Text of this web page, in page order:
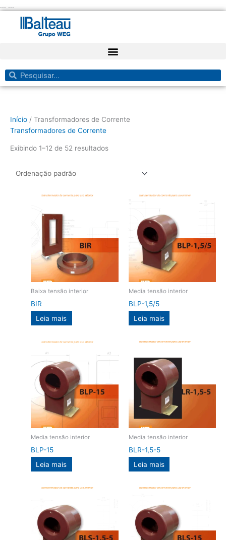
... ...
para
conteúdo
Pesquisar
Pesquisar
Início / Transformadores de Corrente
Transformadores de Corrente
Exibindo 1–12 de 52 resultados
Baixa tensão interior
BIR
Leia mais
Media tensão interior
BLP-1,5/5
Leia mais
Media tensão interior
BLP-15
Leia mais
Media tensão interior
BLR-1,5-5
Leia mais